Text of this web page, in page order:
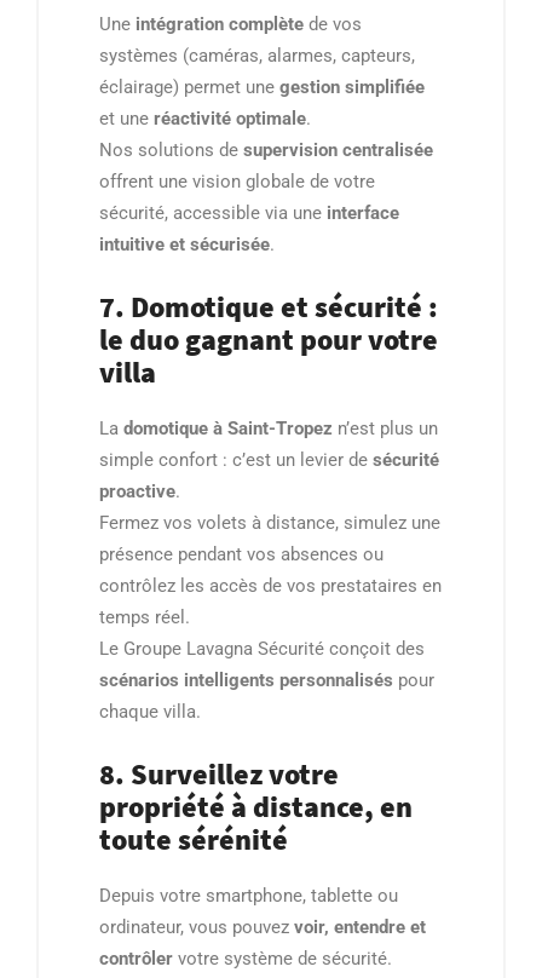
Une intégration complète de vos
systèmes (caméras, alarmes, capteurs,
éclairage) permet une gestion simplifiée
et une réactivité optimale.
Nos solutions de supervision centralisée
offrent une vision globale de votre
sécurité, accessible via une interface
intuitive et sécurisée.
7. Domotique et sécurité :
le duo gagnant pour votre
villa
La domotique à Saint-Tropez n’est plus un
simple confort : c’est un levier de sécurité
proactive.
Fermez vos volets à distance, simulez une
présence pendant vos absences ou
contrôlez les accès de vos prestataires en
temps réel.
Le Groupe Lavagna Sécurité conçoit des
scénarios intelligents personnalisés pour
chaque villa.
8. Surveillez votre
propriété à distance, en
toute sérénité
Depuis votre smartphone, tablette ou
ordinateur, vous pouvez voir, entendre et
contrôler votre système de sécurité.